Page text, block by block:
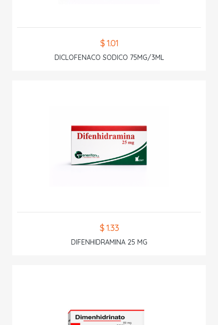
$ 1.01
DICLOFENACO SODICO 75MG/3ML
$ 1.33
DIFENHIDRAMINA 25 MG